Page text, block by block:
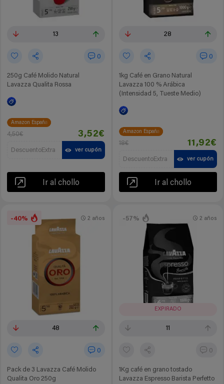
13
0
250g Café Molido Natural
Lavazza Qualita Rossa
Amazon España
4,50€ 3,52€
DescuentoExtra ver cupón
Ir al chollo
28
0
1kg Café en Grano Natural
Lavazza 100 % Arábica
(Intensidad 5, Tueste Medio)
Amazon España
18€ 11,92€
DescuentoExtra ver cupón
Ir al chollo
-40%
48
0
Pack de 3 Lavazza Café Molido
Qualita Oro 250g
2 años -57%
EXPIRADO
11
0
1Kg café en grano tostado
Lavazza Espresso Barista Perfetto
2 años